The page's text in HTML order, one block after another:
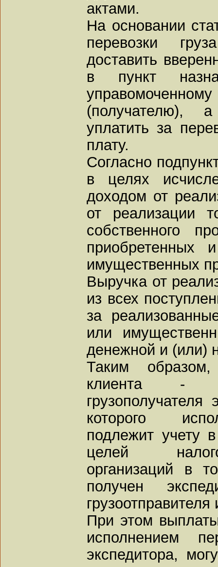
актами.
На основании
перевозки
доставить
в пункт
(получателю), а
уплатить за
плату.
Согласно
в целях
доходом от
от реализации
собственного
приобретенных
имущественных
Выручка от
из всех
за
или
денежной и (или)
Таким
клиента -
грузополучателя
которого
подлежит учету
целей
организаций в
получен
При этом
исполнением
экспедитора,